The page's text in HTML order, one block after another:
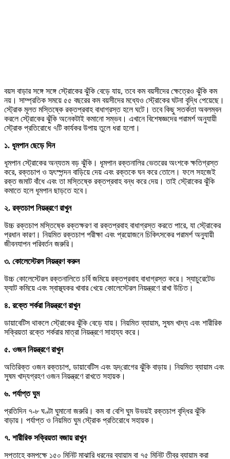
বয়স বাড়ার সঙ্গে সঙ্গে স্ট্রোকের ঝুঁকি বেড়ে যায়, তবে কম বয়সীদের ক্ষেত্রেও ঝুঁকি কম
নয়। সাম্প্রতিক সময়ে ৫৫ বছরের কম বয়সীদের মধ্যেও স্ট্রোকের ঘটনা বৃদ্ধি পেয়েছে।
স্ট্রোক মূলত মস্তিষ্কে রক্তপ্রবাহ বাধাগ্রস্ত হলে ঘটে। তবে কিছু সতর্কতা অবলম্বন
করলে স্ট্রোকের ঝুঁকি অনেকটাই কমানো সম্ভব। এখানে বিশেষজ্ঞদের পরামর্শ অনুযায়ী
স্ট্রোক প্রতিরোধে ৭টি কার্যকর উপায় তুলে ধরা হলো।
১. ধূমপান ছেড়ে দিন
ধূমপান স্ট্রোকের অন্যতম বড় ঝুঁকি। ধূমপান রক্তনালির ভেতরের অংশকে ক্ষতিগ্রস্ত
করে, রক্তচাপ ও হৃৎস্পন্দন বাড়িয়ে দেয় এবং রক্তকে ঘন করে তোলে। ফলে সহজেই
রক্ত জমাট বাঁধে এবং তা মস্তিষ্কে রক্তপ্রবাহ বন্ধ করে দেয়। তাই স্ট্রোকের ঝুঁকি
কমাতে হলে ধূমপান ছাড়তে হবে।
২. রক্তচাপ নিয়ন্ত্রণে রাখুন
উচ্চ রক্তচাপ মস্তিষ্কে রক্তক্ষরণ বা রক্তপ্রবাহ বাধাগ্রস্ত করতে পারে, যা স্ট্রোকের
প্রধান কারণ। নিয়মিত রক্তচাপ পরীক্ষা এবং প্রয়োজনে চিকিৎসকের পরামর্শ অনুযায়ী
জীবনযাপন পরিবর্তন জরুরি।
৩. কোলেস্টেরল নিয়ন্ত্রণ করুন
উচ্চ কোলেস্টেরল রক্তনালিতে চর্বি জমিয়ে রক্তপ্রবাহ বাধাগ্রস্ত করে। স্যাচুরেটেড
ফ্যাট কমিয়ে এবং স্বাস্থ্যকর খাবার খেয়ে কোলেস্টেরল নিয়ন্ত্রণে রাখা উচিত।
৪. রক্তে শর্করা নিয়ন্ত্রণে রাখুন
ডায়াবেটিস থাকলে স্ট্রোকের ঝুঁকি বেড়ে যায়। নিয়মিত ব্যায়াম, সুষম খাদ্য এবং শারীরিক
সক্রিয়তা রক্তে শর্করার মাত্রা নিয়ন্ত্রণে সাহায্য করে।
৫. ওজন নিয়ন্ত্রণে রাখুন
অতিরিক্ত ওজন রক্তচাপ, ডায়াবেটিস এবং হৃদ্‌রোগের ঝুঁকি বাড়ায়। নিয়মিত ব্যায়াম এবং
সুষম খাদ্যগ্রহণ ওজন নিয়ন্ত্রণে রাখতে সহায়ক।
৬. পর্যাপ্ত ঘুম
প্রতিদিন ৭-৮ ঘণ্টা ঘুমানো জরুরি। কম বা বেশি ঘুম উভয়ই রক্তচাপ বৃদ্ধির ঝুঁকি
বাড়ায়। পর্যাপ্ত ও নিয়মিত ঘুম স্ট্রোক প্রতিরোধে সহায়ক।
৭. শারীরিক সক্রিয়তা বজায় রাখুন
সপ্তাহে কমপক্ষে ১৫০ মিনিট মাঝারি ধরনের ব্যায়াম বা ৭৫ মিনিট তীব্র ব্যায়াম করা